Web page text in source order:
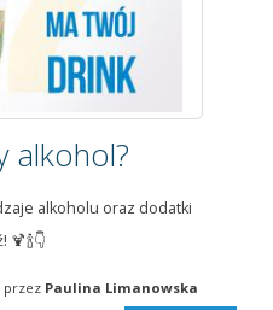
alkohol?
alkoholu oraz dodatki
przez Paulina Limanowska